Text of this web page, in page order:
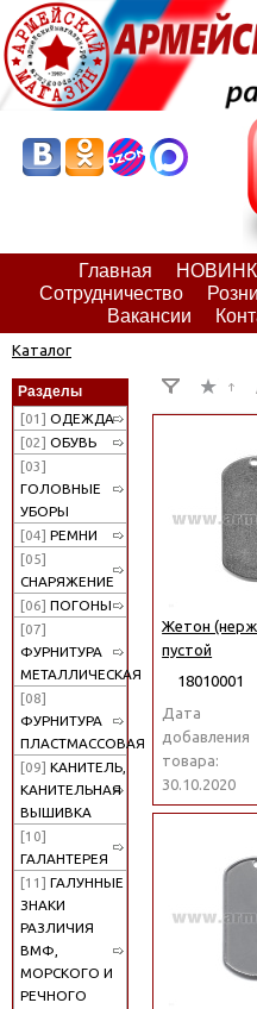
Главная
Сотрудничество
Вакансии
Каталог
Разделы
[01] ОДЕЖДА
[02] ОБУВЬ
[03]
ГОЛОВНЫЕ
УБОРЫ
[04] РЕМНИ
[05]
СНАРЯЖЕНИЕ
[06] ПОГОНЫ
[07]
ФУРНИТУРА
МЕТАЛЛИЧЕСКАЯ
[08]
ФУРНИТУРА
ПЛАСТМАССОВАЯ
[09] КАНИТЕЛЬ,
КАНИТЕЛЬНАЯ
ВЫШИВКА
[10]
ГАЛАНТЕРЕЯ
[11] ГАЛУННЫЕ
ЗНАКИ
РАЗЛИЧИЯ
ВМФ,
МОРСКОГО И
РЕЧНОГО
Жетон
пустой
18010001
Дата
добавления
товара:
30.10.2020